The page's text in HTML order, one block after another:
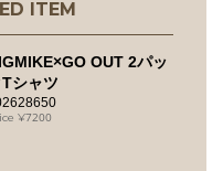
ITEM
OUT 2パッ
Tシャツ
7200